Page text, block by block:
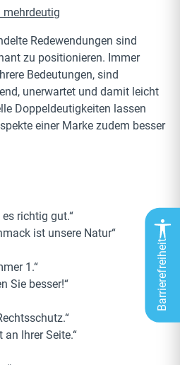
mehrdeutig
Redewendungen sind
zu positionieren. Immer
Bedeutungen, sind
unerwartet und damit leicht
Doppeldeutigkeiten lassen
einer Marke zudem besser
richtig gut.“
ist unsere Natur“
1.“
Sie besser!“
an Ihrer Seite.“
Barrierefreiheit